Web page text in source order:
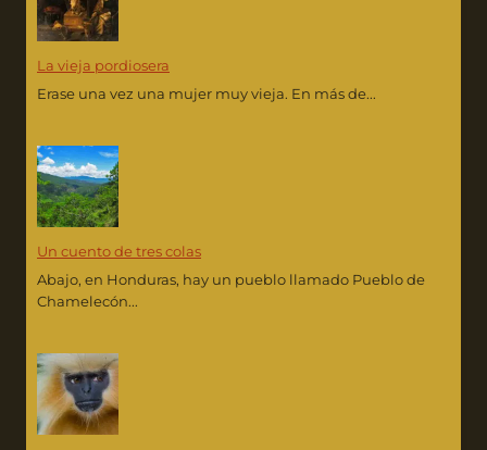
La vieja pordiosera
Erase una vez una mujer muy vieja. En más de...
Un cuento de tres colas
Abajo, en Honduras, hay un pueblo llamado Pueblo de
Chamelecón...